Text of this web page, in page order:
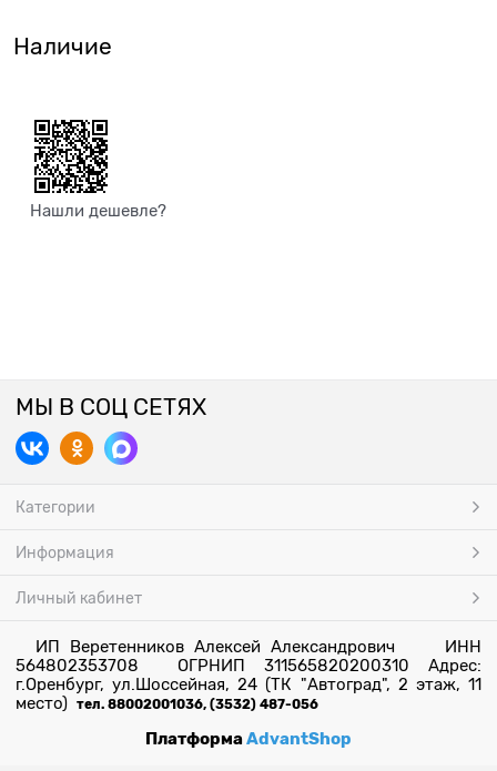
Наличие
Нашли дешевле?
МЫ В СОЦ СЕТЯХ
Категории
Информация
Личный кабинет
ИП Веретенников Алексей Александрович ИНН
564802353708 ОГРНИП 311565820200310 Адрес:
г.Оренбург, ул.Шоссейная, 24 (ТК "Автоград", 2 этаж, 11
место) тел. 88002001036, (3532) 487-056
ПлатформаAdvantShop